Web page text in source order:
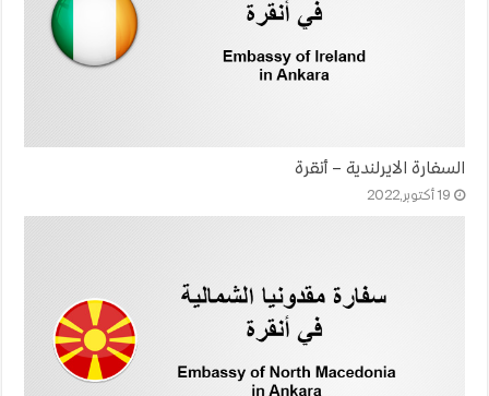
السفارة الايرلندية – أنقرة
19 أكتوبر,2022